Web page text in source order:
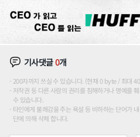
기사댓글0개
200자까지 쓰실 수 있습니다. (현재 0 byte / 최대
저작권 등 다른 사람의 권리를 침해하거나 명예를
수 있습니다.
타인에게 불쾌감을 주는 욕설 등 비하하는 단어가
단에 의해 삭제 합니다.